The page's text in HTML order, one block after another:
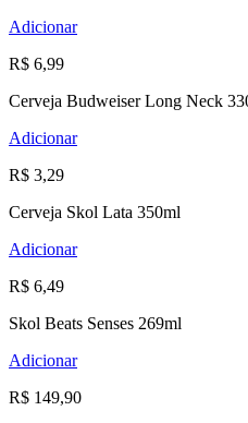
Adicionar
R$ 6,99
Cerveja Budweiser Long Neck
Adicionar
R$ 3,29
Cerveja Skol Lata 350ml
Adicionar
R$ 6,49
Skol Beats Senses 269ml
Adicionar
R$ 149,90